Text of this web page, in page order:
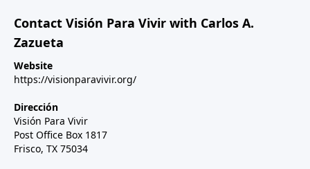
Contact Visión Para Vivir with Carlos A.
Zazueta
Website
https://visionparavivir.org/
Dirección
Visión Para Vivir
Post Office Box 1817
Frisco, TX 75034